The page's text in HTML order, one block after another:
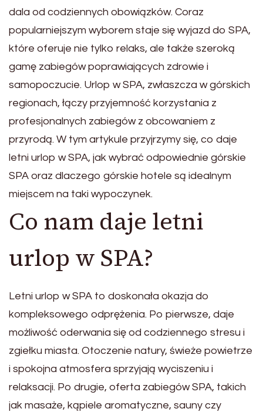
dala od codziennych obowiązków. Coraz
popularniejszym wyborem staje się wyjazd do SPA,
które oferuje nie tylko relaks, ale także szeroką
gamę zabiegów poprawiających zdrowie i
samopoczucie. Urlop w SPA, zwłaszcza w górskich
regionach, łączy przyjemność korzystania z
profesjonalnych zabiegów z obcowaniem z
przyrodą. W tym artykule przyjrzymy się, co daje
letni urlop w SPA, jak wybrać odpowiednie górskie
SPA oraz dlaczego górskie hotele są idealnym
miejscem na taki wypoczynek.
Co nam daje letni
urlop w SPA?
Letni urlop w SPA to doskonała okazja do
kompleksowego odprężenia. Po pierwsze, daje
możliwość oderwania się od codziennego stresu i
zgiełku miasta. Otoczenie natury, świeże powietrze
i spokojna atmosfera sprzyjają wyciszeniu i
relaksacji. Po drugie, oferta zabiegów SPA, takich
jak masaże, kąpiele aromatyczne, sauny czy